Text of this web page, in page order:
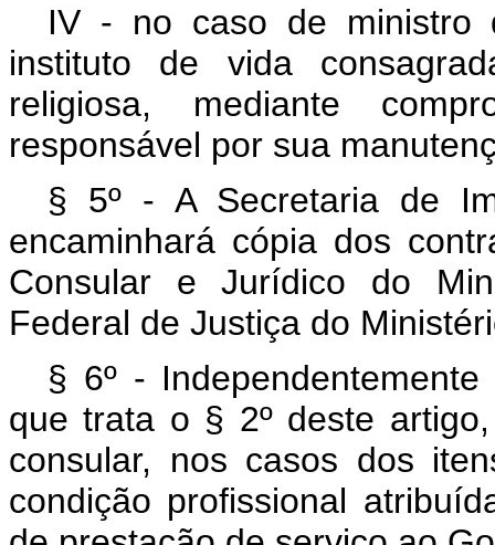
IV - no caso de ministro
instituto de vida
religiosa, mediante
responsável por sua
§ 5º - A Secretaria de
encaminhará cópia dos
Consular e Jurídico do
Federal de Justiça do
§ 6º -
que trata o § 2º deste
consular, nos casos dos
condição profissional